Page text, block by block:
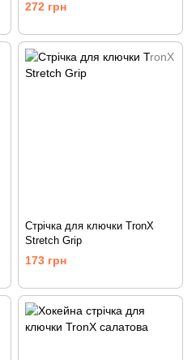
272 грн
Стрічка для ключки TronX
Stretch Grip
173 грн